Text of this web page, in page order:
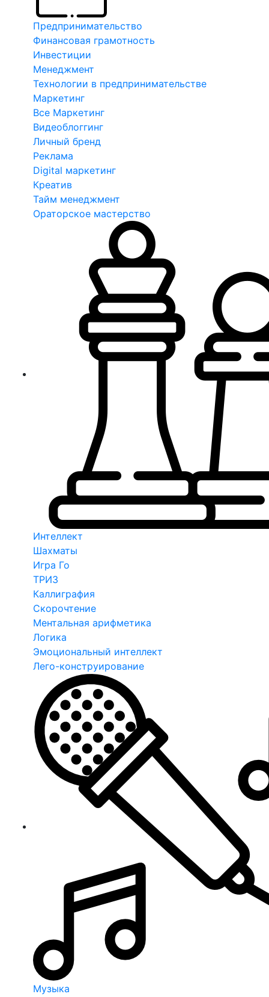
Предпринимательство
Финансовая грамотность
Инвестиции
Менеджмент
Технологии в предпринимательстве
Маркетинг
Все Маркетинг
Видеоблоггинг
Личный бренд
Реклама
Digital маркетинг
Креатив
Тайм менеджмент
Ораторское мастерство
Интеллект
Шахматы
Игра Го
ТРИЗ
Каллиграфия
Скорочтение
Ментальная арифметика
Логика
Эмоциональный интеллект
Лего-конструирование
Музыка